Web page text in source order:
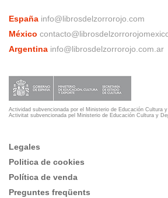
España info@librosdelzorrorojo.com
México
Argentina info@librosdelzorrorojo.com.ar
Actividad subvencionada por el Ministerio de Educación Cultura
Activitat subvencionada pel Ministerio de Educación Cultura y
Legales
Politica de cookies
Política de venda
Preguntes freqüents